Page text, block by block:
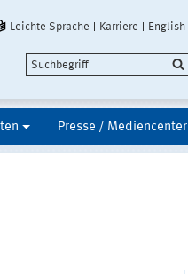
Leichte Sprache Karriere English
Presse / Mediencenter